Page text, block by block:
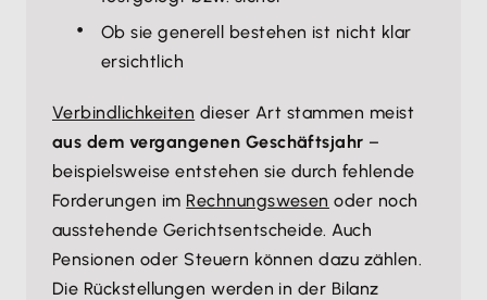
Ob sie generell bestehen ist nicht klar
ersichtlich
Verbindlichkeiten dieser Art stammen meist
aus dem vergangenen Geschäftsjahr –
beispielsweise entstehen sie durch fehlende
Forderungen im Rechnungswesen oder noch
ausstehende Gerichtsentscheide. Auch
Pensionen oder Steuern können dazu zählen.
Die Rückstellungen werden in der Bilanz